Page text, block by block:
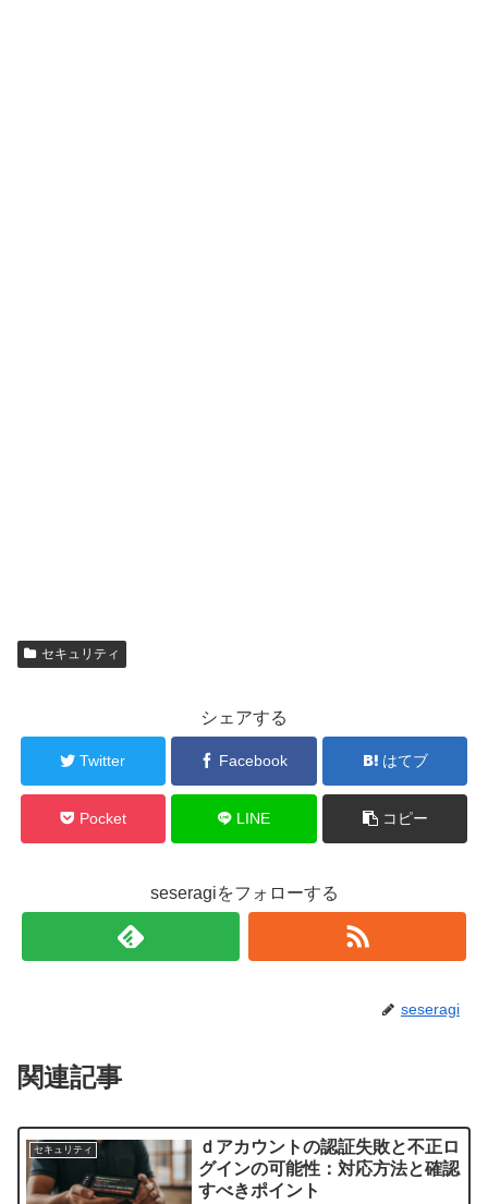
セキュリティ
シェアする
Twitter Facebook はてブ
Pocket LINE コピー
seseragiをフォローする
seseragi
関連記事
セキュリティ
ｄアカウントの認証失敗と不正ロ
グインの可能性：対応方法と確認
すべきポイント